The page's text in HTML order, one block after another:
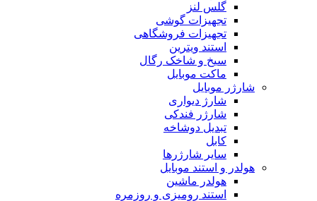
گلس لنز
تجهیزات گوشی
تجهیزات فروشگاهی
استند ویترین
سیخ و شاخک رگال
ماکت موبایل
شارژر موبایل
شارژ دیواری
شارژر فندکی
تبدیل دوشاخه
کابل
سایر شارژرها
هولدر و استند موبایل
هولدر ماشین
استند رومیزی و روزمره